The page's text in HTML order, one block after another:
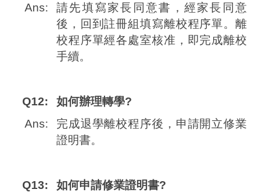
Ans:
請先填寫家長同意書，經家長同意
後，回到註冊組填寫離校程序單。離
校程序單經各處室核准，即完成離校
手續。
Q12:
如何辦理轉學?
Ans:
完成退學離校程序後，申請開立修業
證明書。
Q13: 如何申請修業證明書?